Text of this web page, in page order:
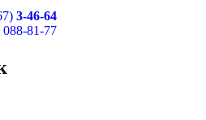
3-46-64
81-77